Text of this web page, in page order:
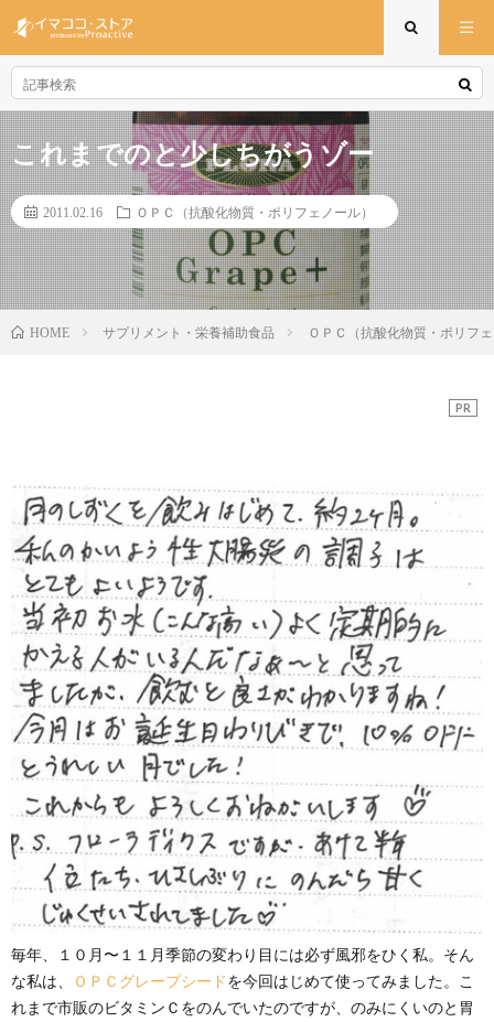
これまでのと少しちがうゾー
2011.02.16 ＯＰＣ（抗酸化物質・ポリフェノール）
HOME サプリメント・栄養補助食品 ＯＰＣ（抗酸化物質・ポリフ
PR
毎年、１０月〜１１月季節の変わり目には必ず風邪をひく私。そん
な私は、
ＯＰＣグレープシードを今回はじめて使ってみました。こ
れまで市販のビタミンＣをのんでいたのですが、のみにくいのと胃